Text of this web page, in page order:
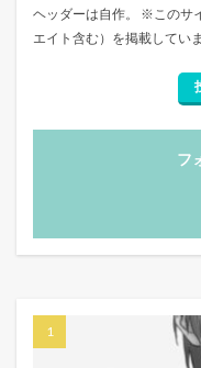
ヘッダーは自作。 ※このサ
エイト含む）を掲載していま
フ